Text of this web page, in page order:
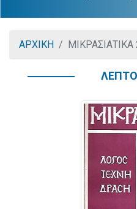
ΑΡΧΙΚΗ ΜΙΚΡΑΣΙΑΤΙΚΑ